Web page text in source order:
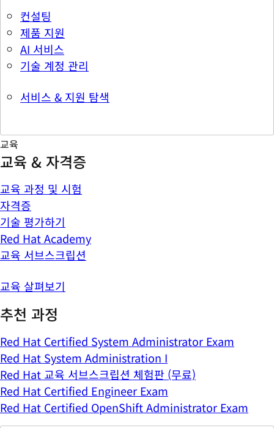
컨설팅
제품 지원
AI 서비스
기술 계정 관리
서비스 & 지원 탐색
교육
교육 & 자격증
교육 과정 및 시험
자격증
기술 평가하기
Red Hat Academy
교육 서브스크립션
교육 살펴보기
추천 과정
Red Hat Certified System Administrator Exam
Red Hat System Administration I
Red Hat 교육 서브스크립션 체험판 (무료)
Red Hat Certified Engineer Exam
Red Hat Certified OpenShift Administrator Exam